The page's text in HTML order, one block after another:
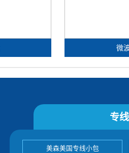
微
专
美森美国专线小包